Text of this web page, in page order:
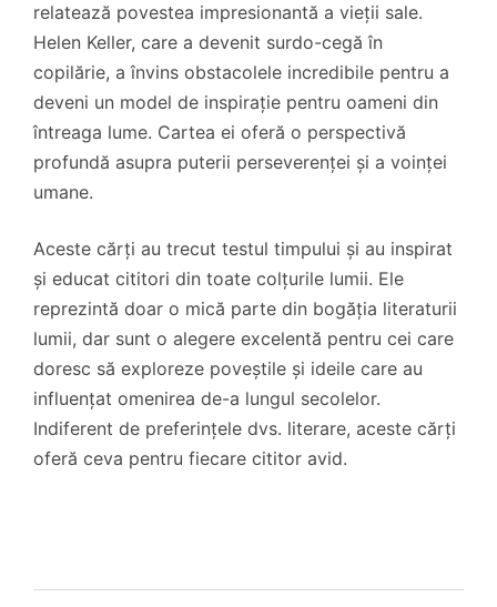
relatează povestea impresionantă a vieții sale.
Helen Keller, care a devenit surdo-cegă în
copilărie, a învins obstacolele incredibile pentru a
deveni un model de inspirație pentru oameni din
întreaga lume. Cartea ei oferă o perspectivă
profundă asupra puterii perseverenței și a voinței
umane.
Aceste cărți au trecut testul timpului și au inspirat
și educat cititori din toate colțurile lumii. Ele
reprezintă doar o mică parte din bogăția literaturii
lumii, dar sunt o alegere excelentă pentru cei care
doresc să exploreze poveștile și ideile care au
influențat omenirea de-a lungul secolelor.
Indiferent de preferințele dvs. literare, aceste cărți
oferă ceva pentru fiecare cititor avid.